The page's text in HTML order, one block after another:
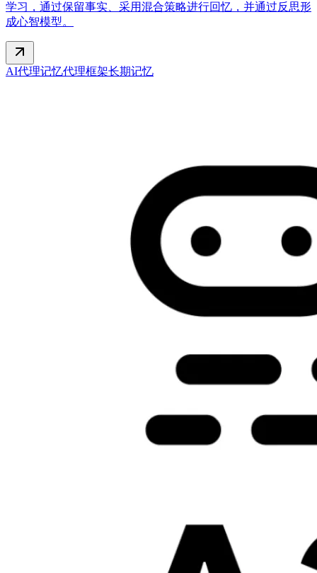
学习，通过保留事实、采用混合策略进行回忆，并通过反思形
成心智模型。
AI代理记忆代理框架长期记忆